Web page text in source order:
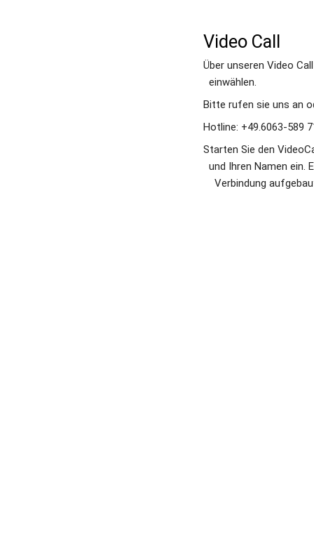
Video Call
Über unseren Video
einwählen.
Bitte rufen sie uns an
Hotline: +49.6063-589
Starten Sie den
und Ihren Namen
Verbindung